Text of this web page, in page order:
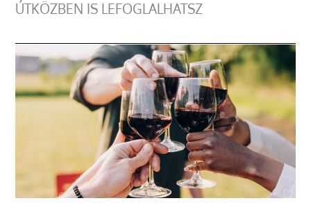
ÚTKÖZBEN IS LEFOGLALHATSZ